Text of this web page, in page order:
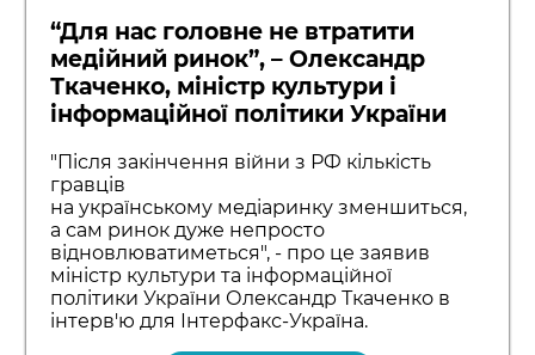
“Для нас головне не втратити
медійний ринок”, – Олександр
Ткаченко, міністр культури і
інформаційної політики України
"Після закінчення війни з РФ кількість
гравців
на українському медіаринку зменшиться,
а сам ринок дуже непросто
відновлюватиметься", - про це заявив
міністр культури та інформаційної
політики України Олександр Ткаченко в
інтерв'ю для Інтерфакс-Україна.